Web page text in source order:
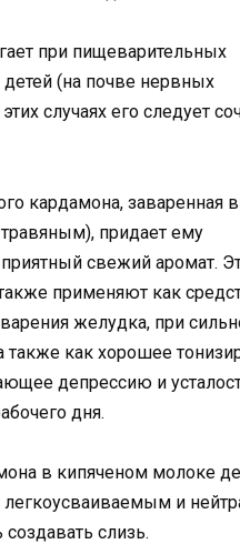
при пищеварительных
детей (на почве нервных
случаях его следует
кардамона, заваренная
придает ему
свежий аромат.
применяют как
желудка, при
также как хорошее
депрессию и
дня.
в кипяченом молоке
и
создавать слизь.